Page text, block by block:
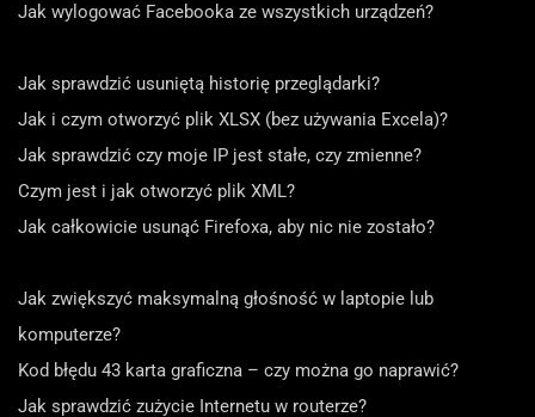
Jak wylogować Facebooka ze wszystkich urządzeń?
Jak sprawdzić usuniętą historię przeglądarki?
Jak i czym otworzyć plik XLSX (bez używania Excela)?
Jak sprawdzić czy moje IP jest stałe, czy zmienne?
Czym jest i jak otworzyć plik XML?
Jak całkowicie usunąć Firefoxa, aby nic nie zostało?
Jak zwiększyć maksymalną głośność w laptopie lub
komputerze?
Kod błędu 43 karta graficzna – czy można go naprawić?
Jak sprawdzić zużycie Internetu w routerze?